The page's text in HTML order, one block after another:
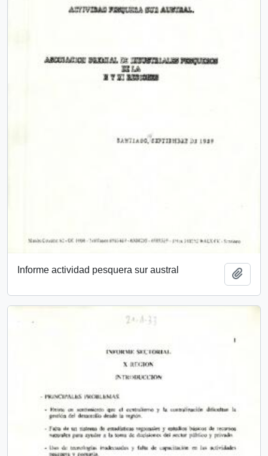
Informe actividad pesquera sur austral